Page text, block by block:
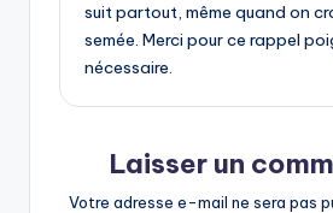
suit partout, même quand on
semée. Merci pour ce rappel
nécessaire.
Laisser un
Votre adresse e-mail ne sera pas